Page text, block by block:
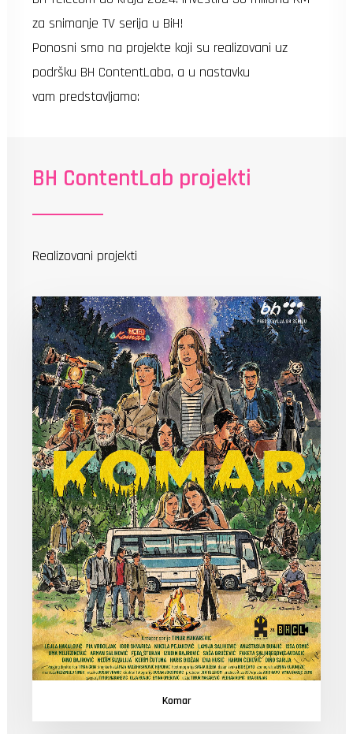
za snimanje TV serija u BiH!
Ponosni smo na projekte koji su realizovani uz
podršku BH ContentLaba, a u nastavku
vam predstavljamo:
BH ContentLab projekti
Realizovani projekti
Komar